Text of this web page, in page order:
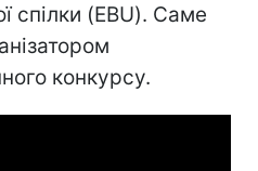
спілки (EBU). Саме
конкурсу.